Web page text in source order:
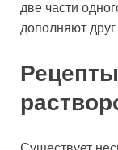
две части
дополняют друг